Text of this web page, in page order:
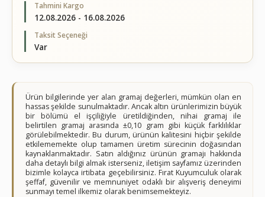
Tahmini Kargo
12.08.2026 - 16.08.2026
Taksit Seçeneği
Var
Ürün bilgilerinde yer alan gramaj değerleri, mümkün olan en
hassas şekilde sunulmaktadır. Ancak altın ürünlerimizin büyük
bir bölümü el işçiliğiyle üretildiğinden, nihai gramaj ile
belirtilen gramaj arasında ±0,10 gram gibi küçük farklılıklar
görülebilmektedir. Bu durum, ürünün kalitesini hiçbir şekilde
etkilememekte olup tamamen üretim sürecinin doğasından
kaynaklanmaktadır. Satın aldığınız ürünün gramajı hakkında
daha detaylı bilgi almak isterseniz, iletişim sayfamız üzerinden
bizimle kolayca irtibata geçebilirsiniz. Fırat Kuyumculuk olarak
şeffaf, güvenilir ve memnuniyet odaklı bir alışveriş deneyimi
sunmayı temel ilkemiz olarak benimsemekteyiz.